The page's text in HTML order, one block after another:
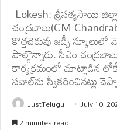
Lokesh: శ్రీసత్యసాయి
చంద్రబాబు(CM
కొత్తచెరువు జడ్పీ
పాల్గొన్నారు. సీఎం
కార్యక్రమంలో మాట్లాడిన
సవాల్‌ను స్వీకరించినట్లు
JustTelugu July 10,
2 minutes read